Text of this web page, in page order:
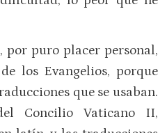
por puro placer personal,
los Evangelios, porque
que se usaban.
Concilio Vaticano II,